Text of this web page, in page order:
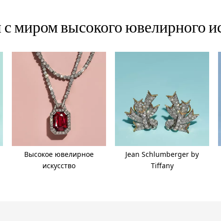
миром высокого ювелирного
Высокое ювелирное
искусство
Jean Schlumberger by
Tiffany